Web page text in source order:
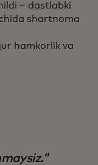
– dastlabki
shartnoma
hamkorlik va